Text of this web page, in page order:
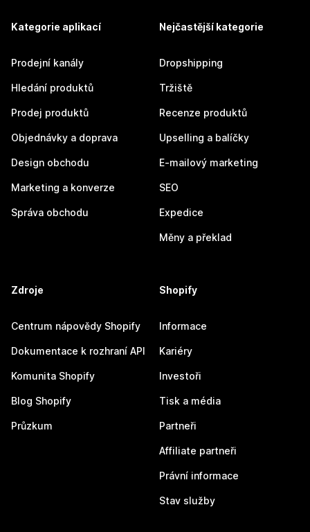
Kategorie aplikací
Prodejní kanály
Hledání produktů
Prodej produktů
Objednávky a doprava
Design obchodu
Marketing a konverze
Správa obchodu
Nejčastější kategorie
Dropshipping
Tržiště
Recenze produktů
Upselling a balíčky
E-mailový marketing
SEO
Expedice
Měny a překlad
Zdroje
Centrum nápovědy Shopify
Dokumentace k rozhraní API
Komunita Shopify
Blog Shopify
Průzkum
Shopify
Informace
Kariéry
Investoři
Tisk a média
Partneři
Affiliate partneři
Právní informace
Stav služby